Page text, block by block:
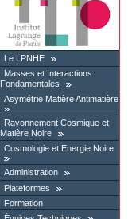
Le LPNHE
Masses et Interactions
Fondamentales
Asymétrie Matière Antimatière
Rayonnement Cosmique et
Matière Noire
Cosmologie et Energie Noire
Administration
Plateformes
Formation